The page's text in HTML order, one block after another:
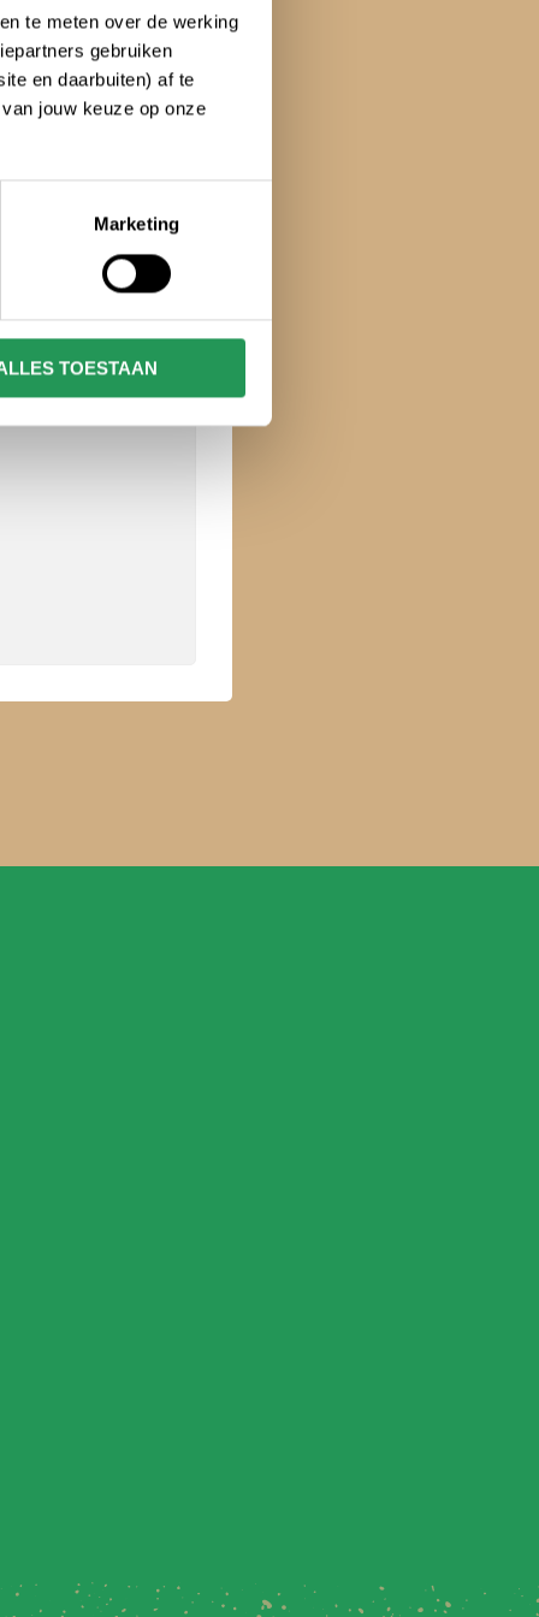
te meten over de werking
gebruiken
en daarbuiten) af te
jouw keuze op onze
Marketing
TOESTAAN